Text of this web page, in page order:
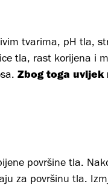
tvarima, pH tla,
tla, rast korijena i
Zbog toga uvijek
površine tla.
za površinu tla.